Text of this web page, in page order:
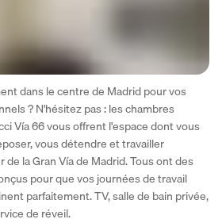
dans le centre de Madrid pour vos
? N'hésitez pas : les chambres
Vía 66 vous offrent l'espace dont vous
vous détendre et travailler
la Gran Vía de Madrid. Tous ont des
pour que vos journées de travail
parfaitement. TV, salle de bain privée,
de réveil.